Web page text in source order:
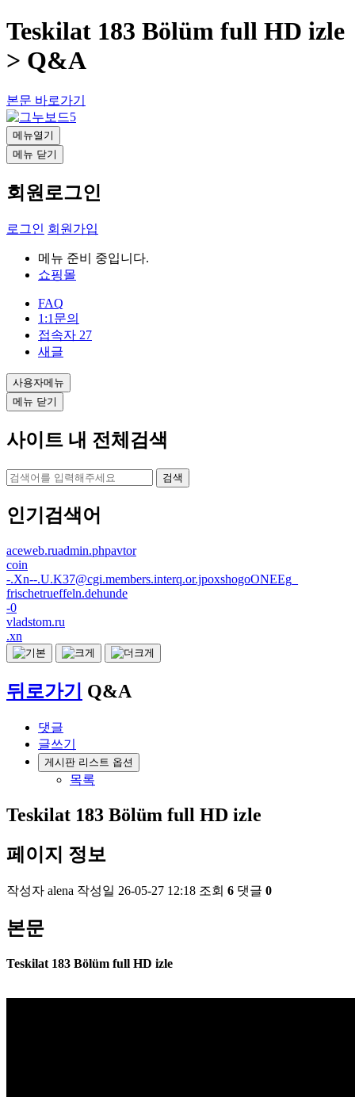
Teskilat 183 Bölüm full HD izle
> Q&A
본문 바로가기
메뉴열기
메뉴 닫기
회원로그인
로그인 회원가입
메뉴 준비 중입니다.
쇼핑몰
FAQ
1:1문의
접속자 27
새글
사용자메뉴
메뉴 닫기
사이트 내 전체검색
검색
인기검색어
aceweb.ruadmin.phpavtor
coin
-.Xn--.U.K37@cgi.members.interq.or.jpoxshogoONEEg_
frischetrueffeln.dehunde
-0
vladstom.ru
.xn
뒤로가기 Q&A
댓글
글쓰기
게시판 리스트 옵션
목록
Teskilat 183 Bölüm full HD izle
페이지 정보
작성자 alena 작성일 26-05-27 12:18 조회 6 댓글 0
본문
Teskilat 183 Bölüm full HD izle